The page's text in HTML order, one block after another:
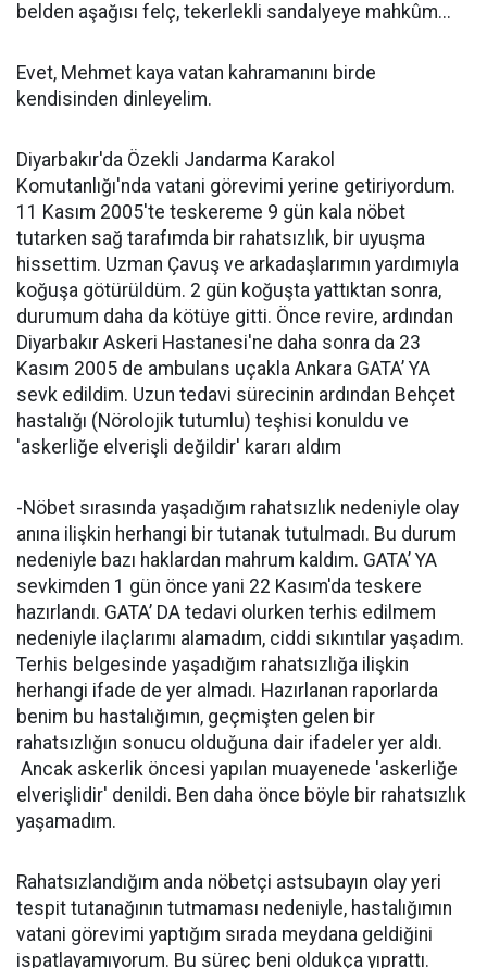
belden aşağısı felç, tekerlekli sandalyeye mahkûm...
Evet, Mehmet kaya vatan kahramanını birde
kendisinden dinleyelim.
Diyarbakır'da Özekli Jandarma Karakol
Komutanlığı'nda vatani görevimi yerine getiriyordum.
11 Kasım 2005'te teskereme 9 gün kala nöbet
tutarken sağ tarafımda bir rahatsızlık, bir uyuşma
hissettim. Uzman Çavuş ve arkadaşlarımın yardımıyla
koğuşa götürüldüm. 2 gün koğuşta yattıktan sonra,
durumum daha da kötüye gitti. Önce revire, ardından
Diyarbakır Askeri Hastanesi'ne daha sonra da 23
Kasım 2005 de ambulans uçakla Ankara GATA’ YA
sevk edildim. Uzun tedavi sürecinin ardından Behçet
hastalığı (Nörolojik tutumlu) teşhisi konuldu ve
'askerliğe elverişli değildir' kararı aldım
-Nöbet sırasında yaşadığım rahatsızlık nedeniyle olay
anına ilişkin herhangi bir tutanak tutulmadı. Bu durum
nedeniyle bazı haklardan mahrum kaldım. GATA’ YA
sevkimden 1 gün önce yani 22 Kasım'da teskere
hazırlandı. GATA’ DA tedavi olurken terhis edilmem
nedeniyle ilaçlarımı alamadım, ciddi sıkıntılar yaşadım.
Terhis belgesinde yaşadığım rahatsızlığa ilişkin
herhangi ifade de yer almadı. Hazırlanan raporlarda
benim bu hastalığımın, geçmişten gelen bir
rahatsızlığın sonucu olduğuna dair ifadeler yer aldı.
Ancak askerlik öncesi yapılan muayenede 'askerliğe
elverişlidir' denildi. Ben daha önce böyle bir rahatsızlık
yaşamadım.
Rahatsızlandığım anda nöbetçi astsubayın olay yeri
tespit tutanağının tutmaması nedeniyle, hastalığımın
vatani görevimi yaptığım sırada meydana geldiğini
ispatlayamıyorum. Bu süreç beni oldukça yıprattı.